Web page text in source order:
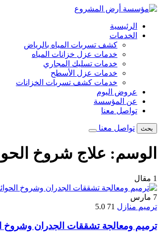
تخطى
المحتوىالرئيسية
الخدمات
كشف تسربات المياه بالرياض
خدمات عزل خزانات المياه
خدمات تسليك المجاري
خدمات عزل الأسطح
خدمات كشف تسربات الخزانات
عروض اليوم
عن المؤسسة
تواصل معنا
بحث تواصل معنا
الوسم: علاج شروخ
1 مقال
7 مارس
ترميم منازل 71
5.0
ترميم ومعالجة تشققات الجدران وشروخ